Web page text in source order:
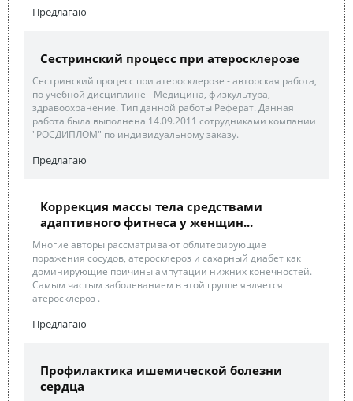
Предлагаю
Сестринский процесс при атеросклерозе
Сестринский процесс при атеросклерозе - авторская работа,
по учебной дисциплине - Медицина, физкультура,
здравоохранение. Тип данной работы Реферат. Данная
работа была выполнена 14.09.2011 сотрудниками компании
"РОСДИПЛОМ" по индивидуальному заказу.
Предлагаю
Коррекция массы тела средствами
адаптивного фитнеса у женщин...
Многие авторы рассматривают облитерирующие
поражения сосудов, атеросклероз и сахарный диабет как
доминирующие причины ампутации нижних конечностей.
Самым частым заболеванием в этой группе является
атеросклероз .
Предлагаю
Профилактика ишемической болезни
сердца